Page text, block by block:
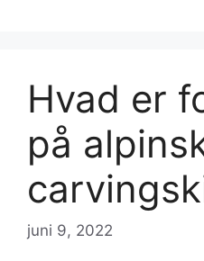
Hvad er
på
juni 9, 2022